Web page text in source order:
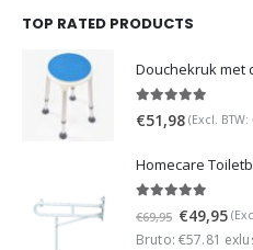
TOP RATED PRODUCTS
Douchekruk met
€51,98 (Excl. BTW:
€69,95
prijs
€49,95
prijs
Bruto: €57.81